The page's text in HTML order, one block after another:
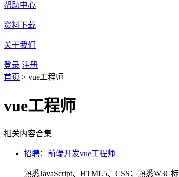
帮助中心
资料下载
关于我们
登录 注册
首页 > vue工程师
vue工程师
相关内容合集
招聘：前端开发vue工程师
熟悉JavaScript、HTML5、CSS；熟悉